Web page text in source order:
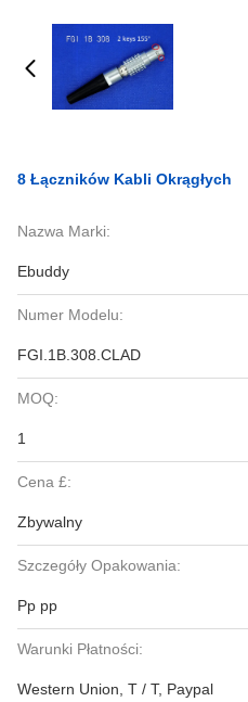
8 Łączników Kabli Okrągłych
Nazwa Marki:
Ebuddy
Numer Modelu:
FGI.1B.308.CLAD
MOQ:
1
Cena £:
Zbywalny
Szczegóły Opakowania:
Pp pp
Warunki Płatności:
Western Union, T / T, Paypal